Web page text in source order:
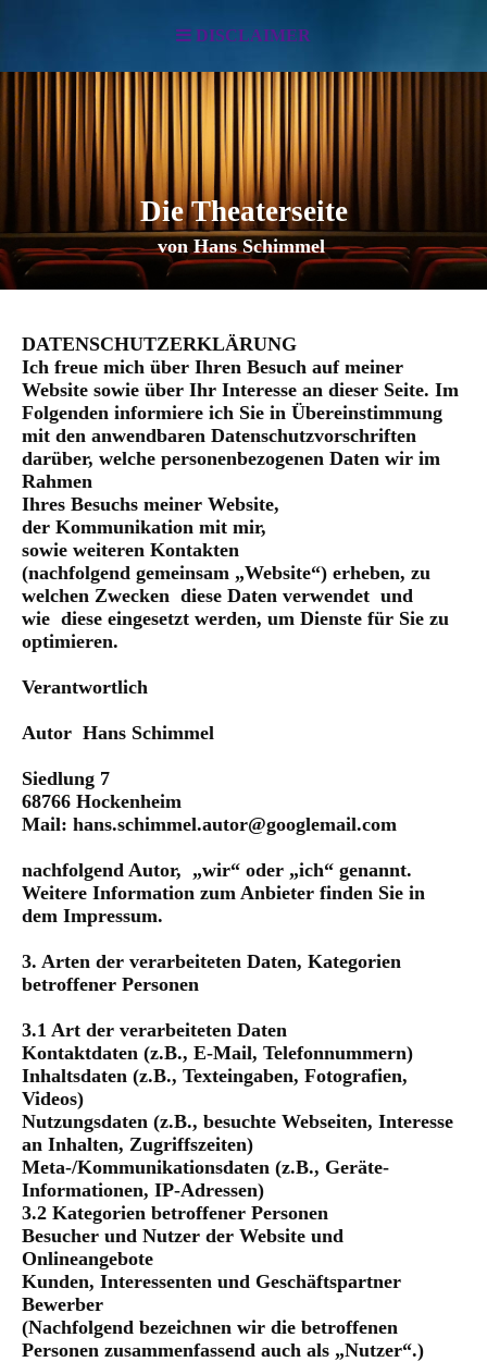
DISCLAIMER
Die Theaterseite
von Hans Schimmel
DATENSCHUTZERKLÄRUNG
Ich freue mich über Ihren Besuch auf meiner
Website sowie über Ihr Interesse an dieser Seite. Im
Folgenden informiere ich Sie in Übereinstimmung
mit den anwendbaren Datenschutzvorschriften
darüber, welche personenbezogenen Daten wir im
Rahmen
Ihres Besuchs meiner Website,
der Kommunikation mit mir,
sowie weiteren Kontakten
(nachfolgend gemeinsam „Website“) erheben, zu
welchen Zwecken diese Daten verwendet und
wie diese eingesetzt werden, um Dienste für Sie zu
optimieren.
Verantwortlich
Autor Hans Schimmel
Siedlung 7
68766 Hockenheim
Mail: hans.schimmel.autor@googlemail.com
nachfolgend Autor, „wir“ oder „ich“ genannt.
Weitere Information zum Anbieter finden Sie in
dem Impressum.
3. Arten der verarbeiteten Daten, Kategorien
betroffener Personen
3.1 Art der verarbeiteten Daten
Kontaktdaten (z.B., E-Mail, Telefonnummern)
Inhaltsdaten (z.B., Texteingaben, Fotografien,
Videos)
Nutzungsdaten (z.B., besuchte Webseiten, Interesse
an Inhalten, Zugriffszeiten)
Meta-/Kommunikationsdaten (z.B., Geräte-
Informationen, IP-Adressen)
3.2 Kategorien betroffener Personen
Besucher und Nutzer der Website und
Onlineangebote
Kunden, Interessenten und Geschäftspartner
Bewerber
(Nachfolgend bezeichnen wir die betroffenen
Personen zusammenfassend auch als „Nutzer“.)